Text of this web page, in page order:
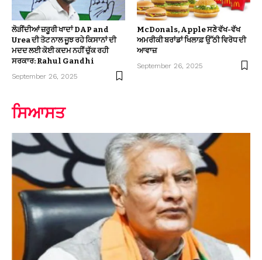
ਲੋੜੀਂਦੀਆਂ ਜ਼ਰੂਰੀ ਖਾਦਾਂ DAP and
Urea ਦੀ ਤੋਟ ਨਾਲ ਜੂਝ ਰਹੇ ਕਿਸਾਨਾਂ ਦੀ
ਮਦਦ ਲਈ ਕੋਈ ਕਦਮ ਨਹੀਂ ਚੁੱਕ ਰਹੀ
ਸਰਕਾਰ: Rahul Gandhi
September 26, 2025
McDonals, Apple ਸਣੇ ਵੱਖ-ਵੱਖ
ਅਮਰੀਕੀ ਬਰਾਂਡਾਂ ਖਿਲਾਫ਼ ਉੱਠੀ ਵਿਰੋਧ ਦੀ
ਆਵਾਜ਼
September 26, 2025
ਸਿਆਸਤ